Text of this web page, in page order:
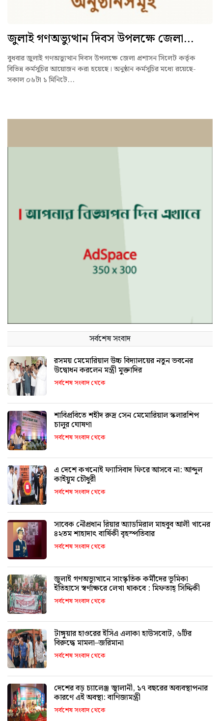
জুলাই গণঅভ্যুত্থান দিবস উপলক্ষে জেলা...
বুধবার জুলাই গণঅভ্যুত্থান দিবস উপলক্ষে জেলা প্রশাসন সিলেট কর্তৃক
বিভিন্ন কর্মসূচির আয়োজন করা হয়েছে। অনুষ্ঠান কর্মসূচির মধ্যে রয়েছে-
সকাল ০৬টা ১ মিনিটে...
সর্বশেষ সংবাদ
রসময় মেমোরিয়াল উচ্চ বিদ্যালয়ের নতুন ভবনের
উদ্বোধন করলেন মন্ত্রী মুক্তাদির
সর্বশেষ সংবাদ থেকে
শাবিপ্রবিতে শহীদ রুদ্র সেন মেমোরিয়াল স্কলারশিপ
চালুর ঘোষণা
সর্বশেষ সংবাদ থেকে
এ দেশে কখনোই ফ্যাসিবাদ ফিরে আসবে না: আব্দুল
কাইয়ুম চৌধুরী
সর্বশেষ সংবাদ থেকে
সাবেক নৌপ্রধান রিয়ার অ্যাডমিরাল মাহবুব আলী খানের
৪২তম শাহাদাৎ বার্ষিকী বৃহস্পতিবার
সর্বশেষ সংবাদ থেকে
জুলাই গণঅভ্যুত্থানে সাংস্কৃতিক কর্মীদের ভূমিকা
ইতিহাসে স্বর্ণাক্ষরে লেখা থাকবে : মিফতাহ্ সিদ্দিকী
সর্বশেষ সংবাদ থেকে
টাঙ্গুয়ার হাওরের ইসিএ এলাকা হাউসবোট, ৬টির
বিরুদ্ধে মামলা–জরিমানা
সর্বশেষ সংবাদ থেকে
দেশের বড় চ্যালেঞ্জ জ্বালানী, ১৭ বছরের অব্যবস্থাপনার
কারণে এই অবস্থা: বাণিজ্যমন্ত্রী
সর্বশেষ সংবাদ থেকে